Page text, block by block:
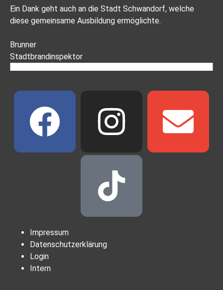
Ein Dank geht auch an die Stadt Schwandorf, welche
diese gemeinsame Ausbildung ermöglichte.
Brunner
Stadtbrandinspektor
Impressum
Datenschutzerklärung
Login
Intern